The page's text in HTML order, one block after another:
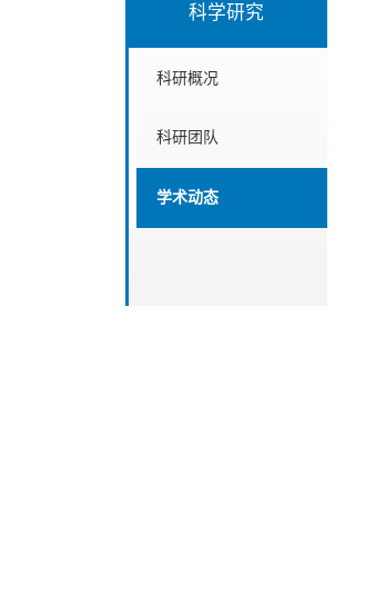
科学研究
科研概况
科研团队
学术动态